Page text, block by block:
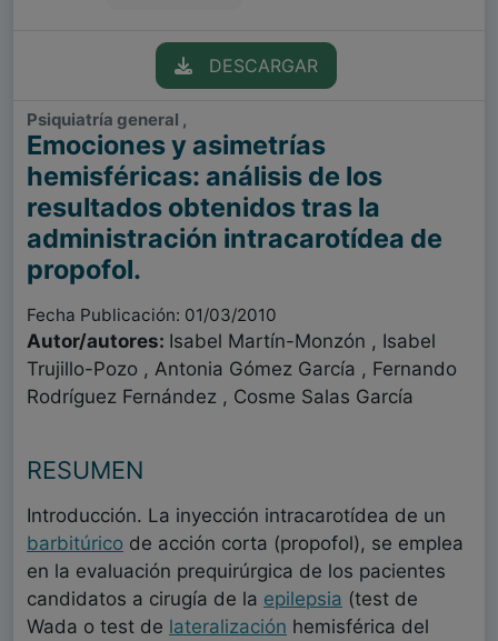
DESCARGAR
Psiquiatría general ,
Emociones y asimetrías
hemisféricas: análisis de los
resultados obtenidos tras la
administración intracarotídea de
propofol.
Fecha Publicación: 01/03/2010
Autor/autores: Isabel Martín-Monzón , Isabel
Trujillo-Pozo , Antonia Gómez García , Fernando
Rodríguez Fernández , Cosme Salas García
RESUMEN
Introducción. La inyección intracarotídea de un
barbitúrico de acción corta (propofol), se emplea
en la evaluación prequirúrgica de los pacientes
candidatos a cirugía de la epilepsia (test de
Wada o test de lateralización hemisférica del